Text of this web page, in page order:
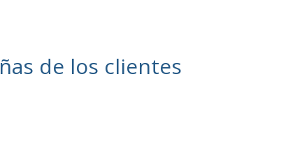
de los clientes